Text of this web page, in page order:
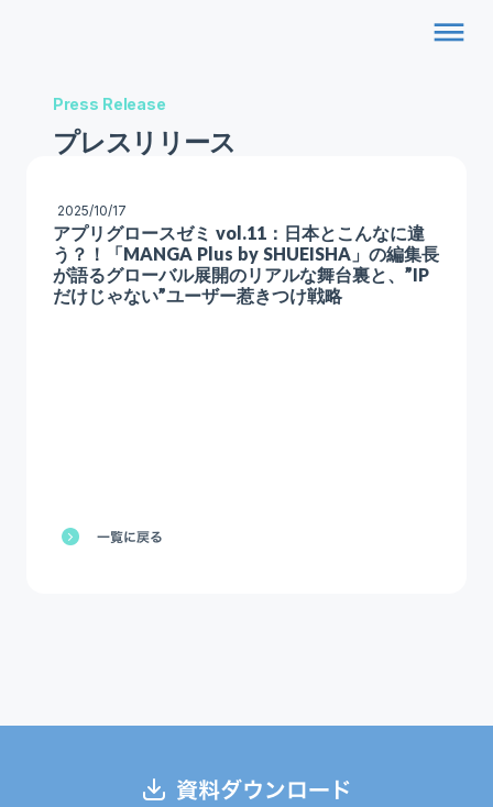
dehaze
Press Release
プレスリリース
2025/10/17
アプリグロースゼミ vol.11：日本とこんなに違
う？！「MANGA Plus by SHUEISHA」の編集長
が語るグローバル展開のリアルな舞台裏と、”IP
だけじゃない”ユーザー惹きつけ戦略
一覧に戻る
資料ダウンロード